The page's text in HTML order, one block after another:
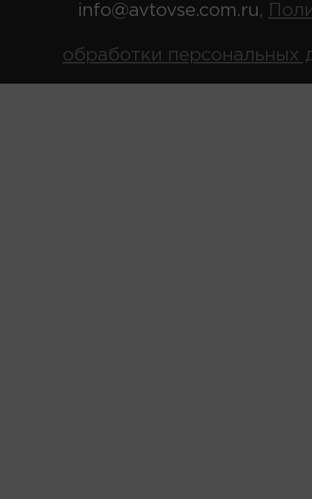
info@avtovse.com.ru,
обработки персональных